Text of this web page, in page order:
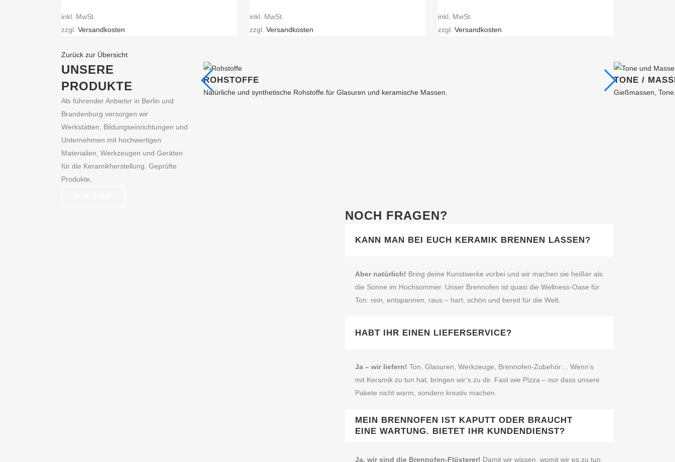
mehrere
Varianten
Die
Optionen
können
inkl. MwSt.
zzgl. Versandkosten
mehrere
Varianten
können
auf
inkl. MwSt.
zzgl. Versandkosten
mehrere
Varianten
auf
inkl. MwSt.
zzgl. Versandkosten
Zurück zur Übersicht
UNSERE
PRODUKTE
Als führender Anbieter in Berlin und
Brandenburg versorgen wir
Werkstätten, Bildungseinrichtungen und
Unternehmen mit hochwertigen
Materialien, Werkzeugen und Geräten
für die Keramikherstellung. Geprüfte
Produkte,
ROHSTOFFE
Natürliche und synthetische Rohstoffe für Glasuren und keramische Massen.
TONE /
Gießmassen,
NOCH FRAGEN?
KANN MAN BEI EUCH KERAMIK BRENNEN LASSEN?
Aber natürlich! Bring deine Kunstwerke vorbei und wir machen sie heißer als
die Sonne im Hochsommer. Unser Brennofen ist quasi die Wellness‑Oase für
Ton: rein, entspannen, raus – hart, schön und bereit für die Welt.
HABT IHR EINEN LIEFERSERVICE?
Ja – wir liefern! Ton, Glasuren, Werkzeuge, Brennofen‑Zubehör… Wenn’s
mit Keramik zu tun hat, bringen wir’s zu dir. Fast wie Pizza – nur dass unsere
Pakete nicht warm, sondern kreativ machen.
MEIN BRENNOFEN IST KAPUTT ODER BRAUCHT
EINE WARTUNG. BIETET IHR KUNDENDIENST?
Ja, wir sind die Brennofen‑Flüsterer! Damit wir wissen, womit wir es zu tun